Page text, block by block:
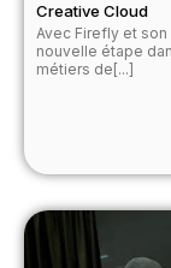
Creative Cloud
Avec Firefly et
nouvelle étape
métiers de[...]